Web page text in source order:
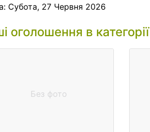
Субота, 27 Червня 2026
оголошення в категорії
Без фото